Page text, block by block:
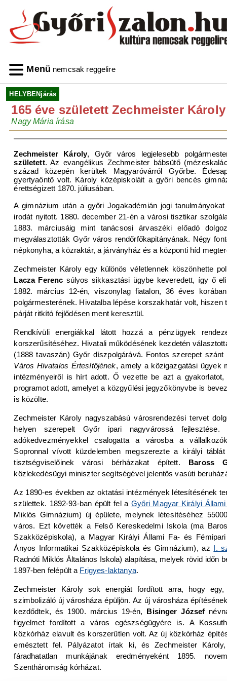
Menü nemcsak reggelire
HELYBENjárás
165 éve született Zechmeister Károly
Nagy Mária írása
Zechmeister Károly, Győr város legjelesebb
született. Az evangélikus Zechmeister bábsütő
század közepén kerültek Magyaróvárról Győrbe.
gyertyaöntő volt. Károly középiskoláit a győri bencés
érettségizett 1870. júliusában.
A gimnázium után a győri Jogakadémián jogi
irodát nyitott. 1880. december 21-én a városi tisztikar
1883. márciusáig mint tanácsosi árvaszéki előadó
megválasztották Győr város rendőrfőkapitányának. Négy
népkonyha, a közraktár, a járványház és a központi híd
Zechmeister Károly egy különös véletlennek köszönhette
Lacza Ferenc súlyos sikkasztási ügybe keveredett, így ő
1882. március 12-én, viszonylag fiatalon, 36 éves
polgármesterének. Hivatalba lépése korszakhatár volt, hiszen
párját ritkító fejlődésen ment keresztül.
Rendkívüli energiákkal látott hozzá a pénzügyek
korszerűsítéséhez. Hivatali működésének kezdetén
(1888 tavaszán) Győr díszpolgárává. Fontos szerepet
Város Hivatalos Értesítőjének, amely a közigazgatási ügyek
intézményeiről is hírt adott. Ő vezette be azt a
programot adott, amelyet a közgyűlési jegyzőkönyvbe is
is közölte.
Zechmeister Károly nagyszabású városrendezési tervet
helyen szerepelt Győr ipari nagyvárossá fejlesztése.
adókedvezményekkel csalogatta a városba a
Sopronnal vívott küzdelemben megszerezte a királyi
tisztségviselőinek városi bérházakat épített. Baross
közlekedésügyi miniszter segítségével jelentős vasúti
Az 1890-es években az oktatási intézmények létesítésének
születtek. 1892-93-ban épült fel aGyőri Magyar Királyi
Miklós Gimnázium) új épülete, melynek létesítéséhez
város. Ezt követték a Felső Kereskedelmi Iskola (ma
Szakközépiskola), a Magyar Királyi Állami Fa- és
Ányos Informatikai Szakközépiskola és Gimnázium), az I.
Radnóti Miklós Általános Iskola) alapítása, melyek rövid időn
1897-ben felépült a Frigyes-laktanya.
Zechmeister Károly sok energiát fordított arra, hogy
szimbolizáló új városháza épüljön. Az új városháza
kezdődtek, és 1900. március 19-én, Bisinger József
figyelmet fordított a város egészségügyére is. A
közkórház elavult és korszerűtlen volt. Az új közkórház
emésztett fel. Pályázatot írtak ki, és Zechmeister
fáradhatatlan munkájának eredményeként 1895.
Szentháromság kórházat.